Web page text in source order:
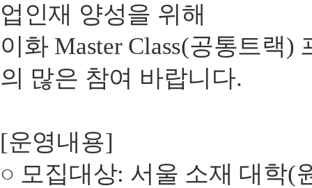
업인재 양성을 위해
이화 Master Class(공통트랙
의 많은 참여 바랍니다.
[운영내용]
○ 모집대상: 서울 소재 대학(